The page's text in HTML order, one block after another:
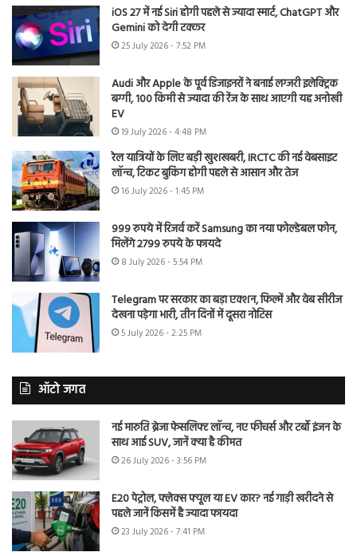
iOS 27 में नई Siri होगी पहले से ज्यादा स्मार्ट, ChatGPT और
Gemini को देगी टक्कर
25 July 2026 - 7:52 PM
Audi और Apple के पूर्व डिजाइनरों ने बनाई लग्जरी इलेक्ट्रिक
बग्गी, 100 किमी से ज्यादा की रेंज के साथ आएगी यह अनोखी
EV
19 July 2026 - 4:48 PM
रेल यात्रियों के लिए बड़ी खुशखबरी, IRCTC की नई वेबसाइट
लॉन्च, टिकट बुकिंग होगी पहले से आसान और तेज
16 July 2026 - 1:45 PM
999 रुपये में रिजर्व करें Samsung का नया फोल्डेबल फोन,
मिलेंगे 2799 रुपये के फायदे
8 July 2026 - 5:54 PM
Telegram पर सरकार का बड़ा एक्शन, फिल्में और वेब सीरीज
देखना पड़ेगा भारी, तीन दिनों में दूसरा नोटिस
5 July 2026 - 2:25 PM
ऑटो जगत
नई मारुति ब्रेजा फेसलिफ्ट लॉन्च, नए फीचर्स और टर्बो इंजन के
साथ आई SUV, जानें क्या है कीमत
26 July 2026 - 3:56 PM
E20 पेट्रोल, फ्लेक्स फ्यूल या EV कार? नई गाड़ी खरीदने से
पहले जानें किसमें है ज्यादा फायदा
23 July 2026 - 7:41 PM